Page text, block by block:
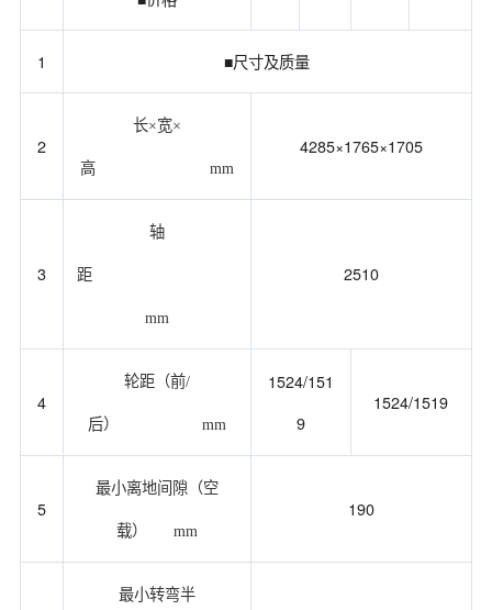
1 ■尺寸及质量
2
长×宽×
高 mm
4285×1765×1705
3
轴
距
mm
2510
4
轮距（前/
后） mm
1524/151
9
1524/1519
5
最小离地间隙（空
载） mm
190
最小转弯半